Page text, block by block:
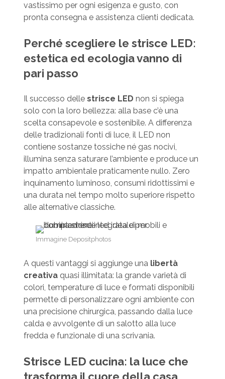
vastissimo per ogni esigenza e gusto, con
pronta consegna e assistenza clienti dedicata.
Perché scegliere le strisce LED:
estetica ed ecologia vanno di
pari passo
Il successo delle strisce LED non si spiega
solo con la loro bellezza: alla base c’è una
scelta consapevole e sostenibile. A differenza
delle tradizionali fonti di luce, il LED non
contiene sostanze tossiche né gas nocivi,
illumina senza saturare l’ambiente e produce un
impatto ambientale praticamente nullo. Zero
inquinamento luminoso, consumi ridottissimi e
una durata nel tempo molto superiore rispetto
alle alternative classiche.
Immagine Depositphotos
A questi vantaggi si aggiunge una libertà
creativaquasi illimitata: la grande varietà di
colori, temperature di luce e formati disponibili
permette di personalizzare ogni ambiente con
una precisione chirurgica, passando dalla luce
calda e avvolgente di un salotto alla luce
fredda e funzionale di una scrivania.
Strisce LED cucina: la luce che